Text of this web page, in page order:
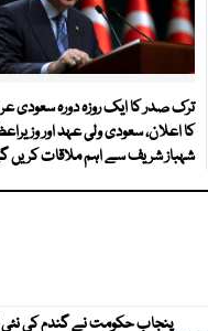
ترک صدر کا ایک روزہ دورہ سعودی
کا اعلان، سعودی ولی عہد اور
شہباز شریف سے اہم ملاقات کریں
پنجاب حکومت نے گندم کی